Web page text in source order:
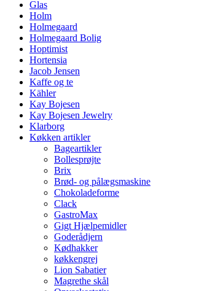
Glas
Holm
Holmegaard
Holmegaard Bolig
Hoptimist
Hortensia
Jacob Jensen
Kaffe og te
Kähler
Kay Bojesen
Kay Bojesen Jewelry
Klarborg
Køkken artikler
Bageartikler
Bollesprøjte
Brix
Brød- og pålægsmaskine
Chokoladeforme
Clack
GastroMax
Gigt Hjælpemidler
Goderådjern
Kødhakker
køkkengrej
Lion Sabatier
Magrethe skål